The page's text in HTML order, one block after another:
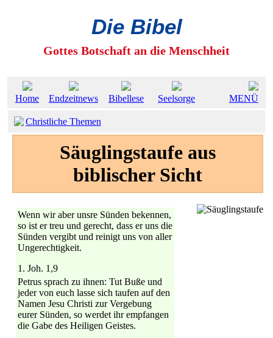
Die Bibel
Gottes Botschaft an die Menschheit
Home Endzeitnews Bibellese Seelsorge MENÜ
Christliche Themen
Säuglingstaufe aus
biblischer Sicht
Wenn wir aber unsre Sünden bekennen,
so ist er treu und gerecht, dass er uns die
Sünden vergibt und reinigt uns von aller
Ungerechtigkeit.
1. Joh. 1,9
Petrus sprach zu ihnen: Tut Buße und
jeder von euch lasse sich taufen auf den
Namen Jesu Christi zur Vergebung
eurer Sünden, so werdet ihr empfangen
die Gabe des Heiligen Geistes.